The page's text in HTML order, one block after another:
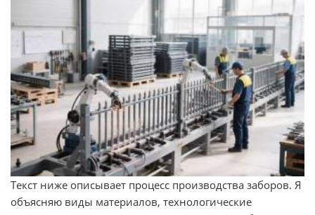
Текст ниже описывает процесс производства заборов. Я
объясняю виды материалов, технологические